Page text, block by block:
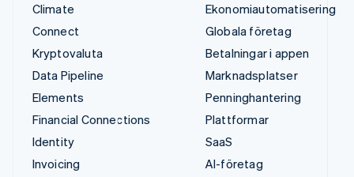
Climate
Connect
Kryptovaluta
Data Pipeline
Elements
Financial Connections
Identity
Invoicing
Ekonomiautomatisering
Globala företag
Betalningar i appen
Marknadsplatser
Penninghantering
Plattformar
SaaS
AI-företag